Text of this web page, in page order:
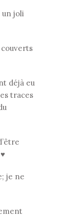
un joli
déjà eu
traces
je ne